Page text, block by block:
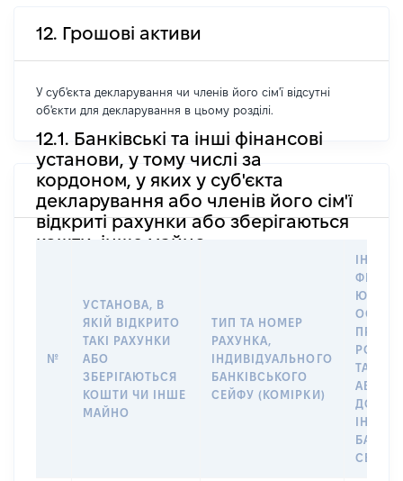
12. Грошові активи
У суб'єкта декларування чи членів його сім'ї відсутні
об'єкти для декларування в цьому розділі.
12.1. Банківські та інші фінансові
установи, у тому числі за
кордоном, у яких у суб'єкта
декларування або членів його сім'ї
відкриті рахунки або зберігаються
кошти, інше майно
№
УСТАНОВА, В
ЯКІЙ ВІДКРИТО
ТАКІ РАХУНКИ
АБО
ЗБЕРІГАЮТЬСЯ
КОШТИ ЧИ ІНШЕ
МАЙНО
ТИП ТА НОМЕР
РАХУНКА,
ІНДИВІДУАЛЬНОГО
БАНКІВСЬКОГО
СЕЙФУ (КОМІРКИ)
ПРАВО
ТАКИМ
АБО
ДО
СЕЙФУ